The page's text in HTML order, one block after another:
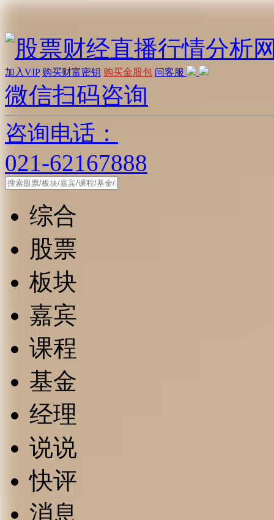
加入VIP 购买财富密钥 购买金股包 问客服
微信扫码咨询
咨询电话：
021-62167888
综合
股票
板块
嘉宾
课程
基金
经理
说说
快评
消息